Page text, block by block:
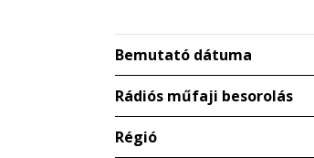
Bemutató dátuma
Rádiós műfaji besorolás
Régió